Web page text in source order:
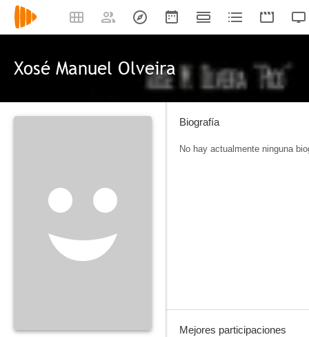
Xosé Manuel Olveira
Biografía
No hay actualmente ninguna
Mejores participaciones